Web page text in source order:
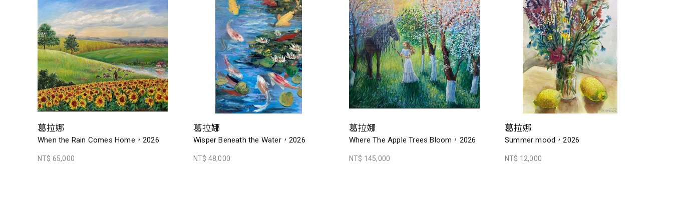
葛拉娜
When the Rain Comes Home，2026
NT$ 65,000
葛拉娜
Wisper Beneath the Water，2026
NT$ 48,000
葛拉娜
Where The Apple Trees Bloom，2026
NT$ 145,000
葛拉娜
Summer mood，2026
NT$ 12,000